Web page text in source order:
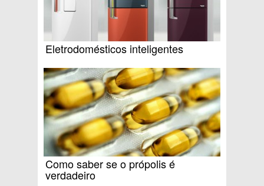
Eletrodomésticos inteligentes
Como saber se o própolis é
verdadeiro